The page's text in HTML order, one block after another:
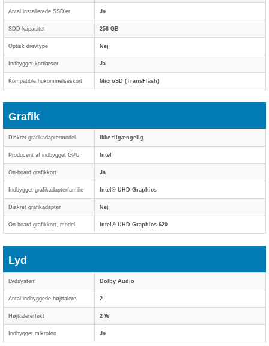
Antal installerede SSD'er Ja
SDD-kapacitet 256 GB
Optisk drevtype Nej
Indbygget kortlæser Ja
Kompatible hukommelseskort MicroSD (TransFlash)
Grafik
Diskret grafikadaptermodel Ikke tilgængelig
Producent af indbygget GPU Intel
On-board grafikkort Ja
Indbygget grafikadapterfamilie Intel® UHD Graphics
Diskret grafikadapter Nej
On-board grafikkort, model Intel® UHD Graphics 620
Lyd
Lydsystem Dolby Audio
Antal indbyggede højttalere 2
Højttalereffekt 2 W
Indbygget mikrofon Ja